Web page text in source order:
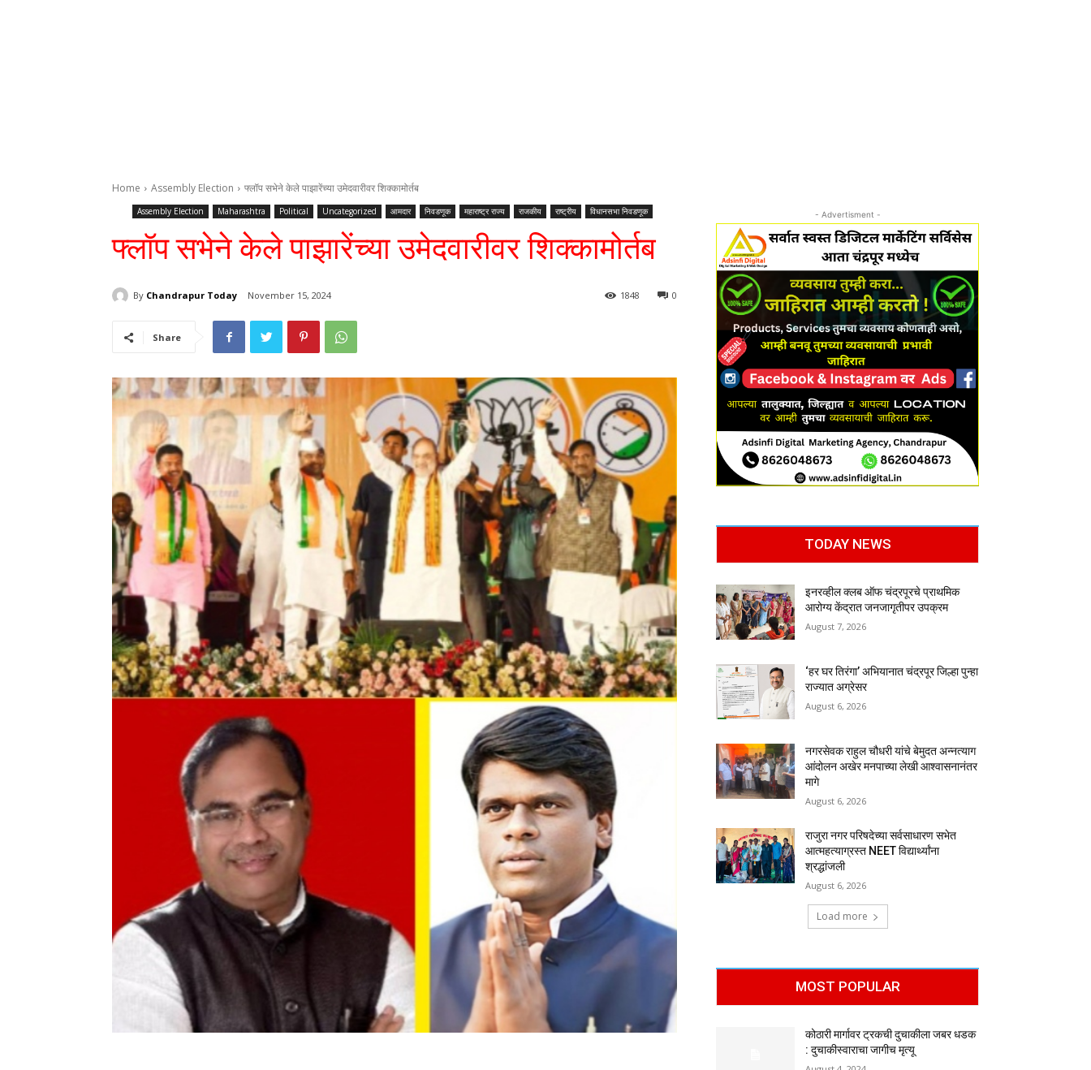
Home Assembly Election फ्लॉप सभेने केले पाझारेंच्या उमेदवारीवर शिक्कामोर्तब
Assembly Election Maharashtra Political Uncategorized आमदार निवडणूक महाराष्ट्र राज्य राजकीय राष्ट्रीय विधानसभा निवडणूक
फ्लॉप सभेने केले पाझारेंच्या उमेदवारीवर शिक्कामोर्तब
By Chandrapur Today November 15, 2024 0
1848
Share
- Advertisment -
TODAY NEWS
इनरव्हील क्लब ऑफ चंद्रपूरचे प्राथमिक
आरोग्य केंद्रात जनजागृतीपर उपक्रम
August 7, 2026
‘हर घर तिरंगा’ अभियानात चंद्रपूर जिल्हा पुन्हा
राज्यात अग्रेसर
August 6, 2026
नगरसेवक राहुल चौधरी यांचे बेमुदत अन्नत्याग
आंदोलन अखेर मनपाच्या लेखी आश्वासनानंतर
मागे
August 6, 2026
राजुरा नगर परिषदेच्या सर्वसाधारण सभेत
आत्महत्याग्रस्त NEET विद्यार्थ्यांना
श्रद्धांजली
August 6, 2026
Load more
MOST POPULAR
कोठारी मार्गावर ट्रकची दुचाकीला जबर धडक
: दुचाकीस्वाराचा जागीच मृत्यू